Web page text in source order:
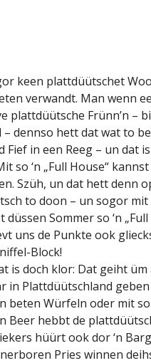
keen plattdüütschet
verwandt. Man wenn
plattdüütsche Frünn’n –
– dennso hett dat wat to
Fief in een Reeg – un dat
so ‘n „Full House“
Szüh, un dat hett denn
to doon – un sogor mit
düssen Sommer so ‘n
uns de Punkte ook
Block!
is doch klor: Dat geiht
in Plattdüütschland
beten Würfeln oder mit
Beer hebbt de
hüürt ook dor ‘n
Pries winnen